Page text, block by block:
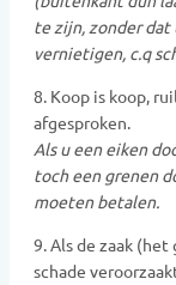
te zijn, zonder dat
vernietigen, c.q
8. Koop is koop,
afgesproken.
Als u een eiken
toch een grenen
moeten betalen.
9. Als de zaak
schade